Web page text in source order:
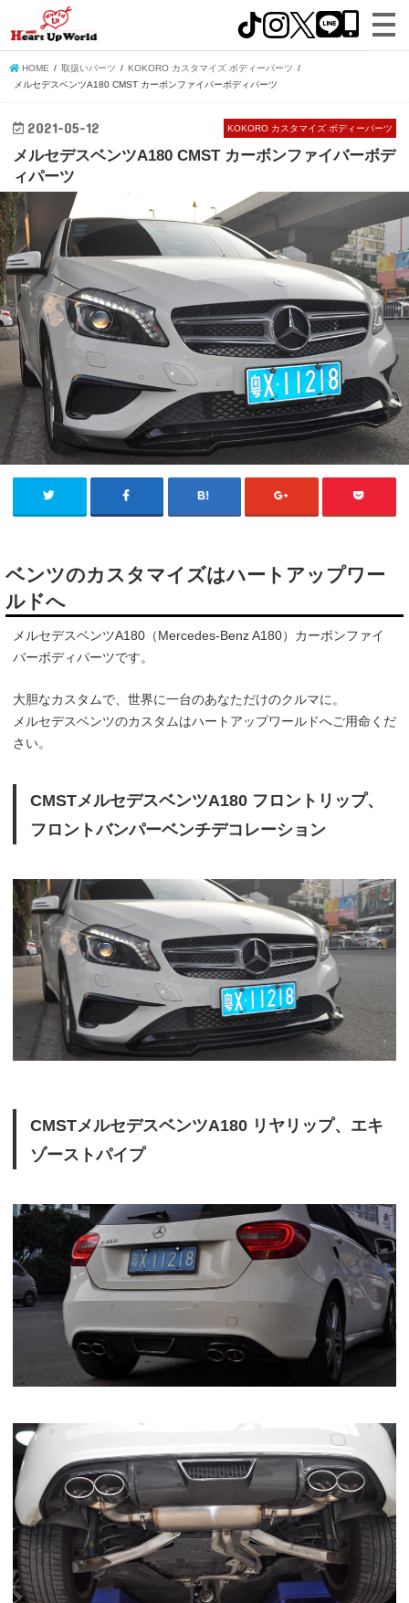
HOME 取扱いパーツ
KOKORO カスタマイズ ボディーパーツ
メルセデスベンツA180 CMST カーボンファイバーボディパーツ
KOKORO カスタマイズ ボディーパーツ
2021-05-12
メルセデスベンツA180 CMST カーボンファイバーボデ
ィパーツ
ベンツのカスタマイズはハートアップワー
ルドへ
メルセデスベンツA180（Mercedes-Benz A180）カーボンファイ
バーボディパーツです。
大胆なカスタムで、世界に一台のあなただけのクルマに。
メルセデスベンツのカスタムはハートアップワールドへご用命くだ
さい。
CMSTメルセデスベンツA180 フロントリップ、
フロントバンパーベンチデコレーション
CMSTメルセデスベンツA180 リヤリップ、エキ
ゾーストパイプ